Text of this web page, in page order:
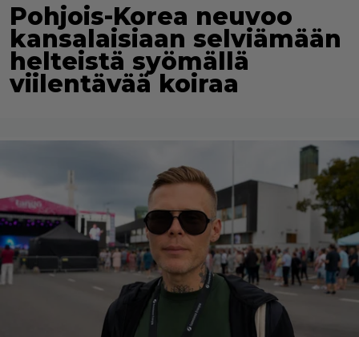
Pohjois-Korea neuvoo
kansalaisiaan selviämään
helteistä syömällä
viilentävää koiraa